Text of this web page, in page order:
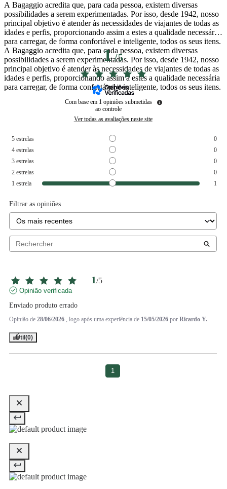
A Bagaggio acredita que, para cada pessoa, existem diversas
possibilidades a serem experimentadas. Por isso, desde 1942, nosso
principal objetivo é atender às necessidades de viajantes de todas as
idades e perfis, proporcionando assim a estes a qualidade necessária
para carregar, de forma confortável e inteligente, todos os seus itens.
A Bagaggio acredita que, para cada pessoa, existem diversas
possibilidades a serem experimentadas. Por isso, desde 1942, nosso
principal objetivo é atender às necessidades de viajantes de todas as
idades e perfis, proporcionando assim a estes a qualidade necessária
para carregar, de forma confortável e inteligente, todos os seus itens.
1/5
Com base em 1 opiniões submetidas
ao controle
Ver todas as avaliações neste site
5 estrelas
0
4 estrelas
0
3 estrelas
0
2 estrelas
0
1 estrela 1
Filtrar as opiniões
1/5
Opinião verificada
Enviado produto errado
Opinião de 28/06/2026 , logo após uma experiência de 15/05/2026 por Ricardo Y.
Útil (0)
1